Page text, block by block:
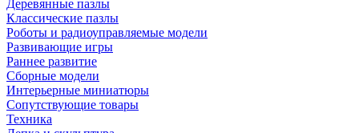
Деревянные пазлы
Классические пазлы
Роботы и радиоуправляемые модели
Развивающие игры
Раннее развитие
Сборные модели
Интерьерные миниатюры
Сопутствующие товары
Техника